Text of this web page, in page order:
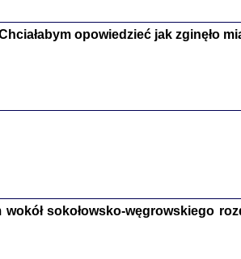
CZYTAJĄC GAZETĘ NIEMIECKĄ
opowiedzieć jak zginęło
sokołowsko-węgrowskiego